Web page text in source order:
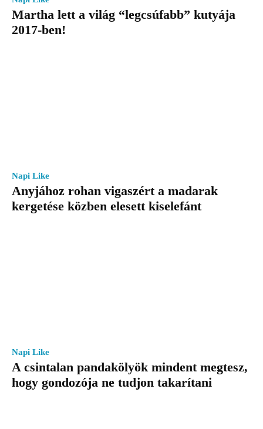
Martha lett a világ “legcsúfabb” kutyája
2017-ben!
Napi Like
Anyjához rohan vigaszért a madarak
kergetése közben elesett kiselefánt
Napi Like
A csintalan pandakölyök mindent megtesz,
hogy gondozója ne tudjon takarítani